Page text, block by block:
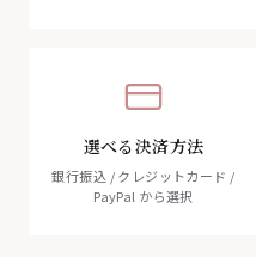
選べる決済方法
銀行振込 / クレジットカード /
PayPal から選択